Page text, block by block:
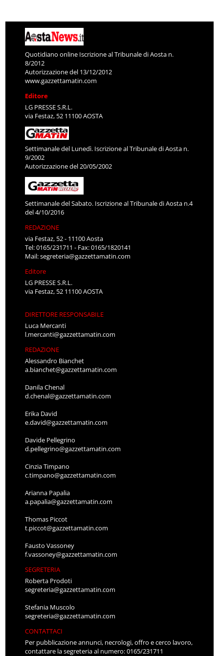
Quotidiano online Iscrizione al Tribunale di Aosta n.
8/2012
Autorizzazione del 13/12/2012
www.gazzettamatin.com
Editore
LG PRESSE S.R.L.
via Festaz, 52 11100 AOSTA
Settimanale del Lunedì. Iscrizione al Tribunale di Aosta n.
9/2002
Autorizzazione del 20/05/2002
Settimanale del Sabato. Iscrizione al Tribunale di Aosta n.4
del 4/10/2016
REDAZIONE
via Festaz, 52 - 11100 Aosta
Tel: 0165/231711 - Fax: 0165/1820141
Mail:segreteria@gazzettamatin.com
Editore
LG PRESSE S.R.L.
via Festaz, 52 11100 AOSTA
DIRETTORE RESPONSABILE
Luca Mercanti
l.mercanti@gazzettamatin.com
REDAZIONE
Alessandro Bianchet
a.bianchet@gazzettamatin.com
Danila Chenal
d.chenal@gazzettamatin.com
Erika David
e.david@gazzettamatin.com
Davide Pellegrino
d.pellegrino@gazzettamatin.com
Cinzia Timpano
c.timpano@gazzettamatin.com
Arianna Papalia
a.papalia@gazzettamatin.com
Thomas Piccot
t.piccot@gazzettamatin.com
Fausto Vassoney
f.vassoney@gazzettamatin.com
SEGRETERIA
Roberta Prodoti
segreteria@gazzettamatin.com
Stefania Muscolo
segreteria@gazzettamatin.com
CONTATTACI
Per pubblicazione annunci, necrologi, offro e cerco lavoro,
contattare la segreteria al numero: 0165/231711